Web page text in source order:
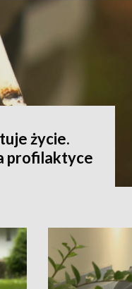
życie.
profilaktyce